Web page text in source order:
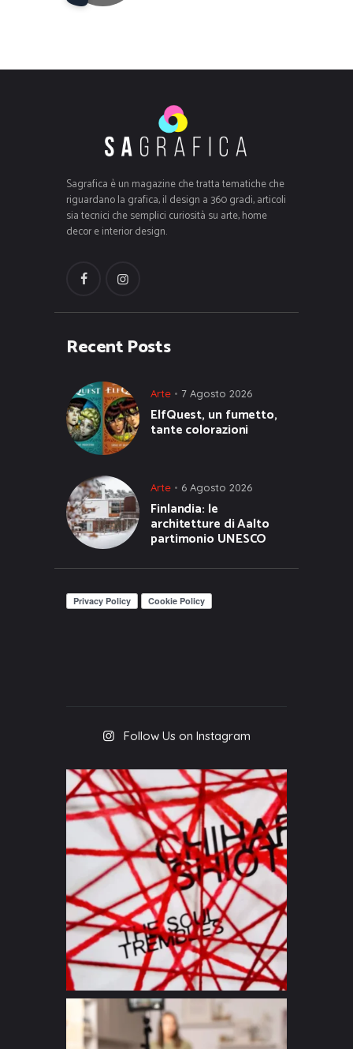
Sagrafica è un magazine che tratta tematiche che
riguardano la grafica, il design a 360 gradi, articoli
sia tecnici che semplici curiosità su arte, home
decor e interior design.
Recent Posts
Arte 7 Agosto 2026
ElfQuest, un fumetto,
tante colorazioni
Arte 6 Agosto 2026
Finlandia: le
architetture di Aalto
partimonio UNESCO
Follow Us on Instagram